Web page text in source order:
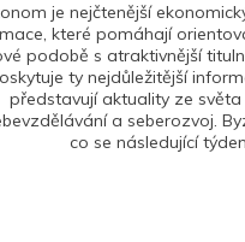
je nejčtenější
které pomáhají
podobě s atraktivnější
ty nejdůležitější
představují aktuality ze
a seberozvoj.
co se následující